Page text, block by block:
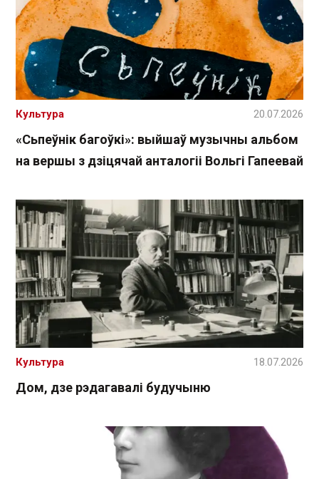
«Сьпеўнік багоўкі»: выйшаў музычны альбом
на вершы з дзіцячай анталогіі Вольгі Гапеевай
Культура 20.07.2026
Дом, дзе рэдагавалі будучыню
Культура 18.07.2026